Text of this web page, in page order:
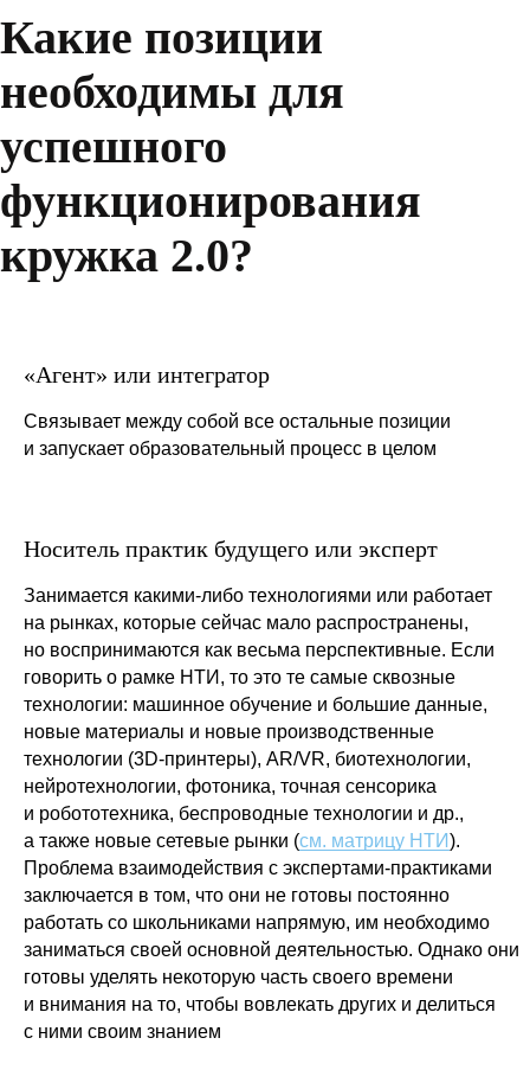
Какие позиции
необходимы для
успешного
функционирования
кружка 2.0?
«Агент» или интегратор
Связывает между собой все остальные позиции
и запускает образовательный процесс в целом
Носитель практик будущего или эксперт
Занимается какими-либо технологиями или работает
на рынках, которые сейчас мало распространены,
но воспринимаются как весьма перспективные. Если
говорить о рамке НТИ, то это те самые сквозные
технологии: машинное обучение и большие данные,
новые материалы и новые производственные
технологии (3D-принтеры), AR/VR, биотехнологии,
нейротехнологии, фотоника, точная сенсорика
и робототехника, беспроводные технологии и др.,
а также новые сетевые рынки (см. матрицу НТИ).
Проблема взаимодействия с экспертами-практиками
заключается в том, что они не готовы постоянно
работать со школьниками напрямую, им необходимо
заниматься своей основной деятельностью. Однако они
готовы уделять некоторую часть своего времени
и внимания на то, чтобы вовлекать других и делиться
с ними своим знанием